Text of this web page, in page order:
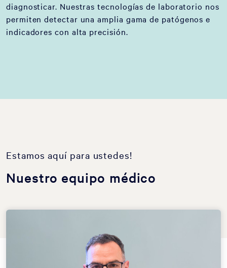
diagnosticar. Nuestras tecnologías de laboratorio nos
permiten detectar una amplia gama de patógenos e
indicadores con alta precisión.
Estamos aquí para ustedes!
Nuestro equipo médico